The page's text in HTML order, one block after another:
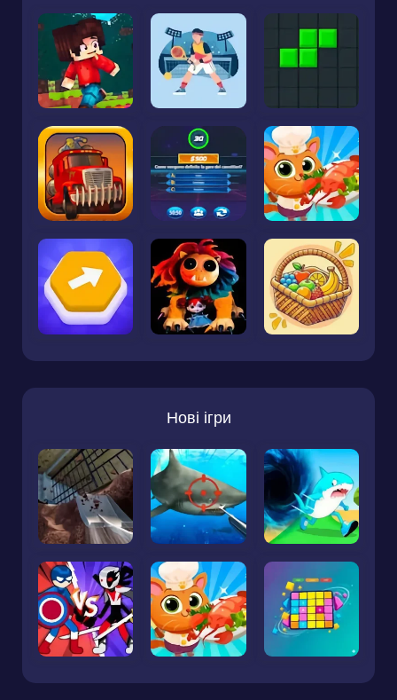
Нові ігри